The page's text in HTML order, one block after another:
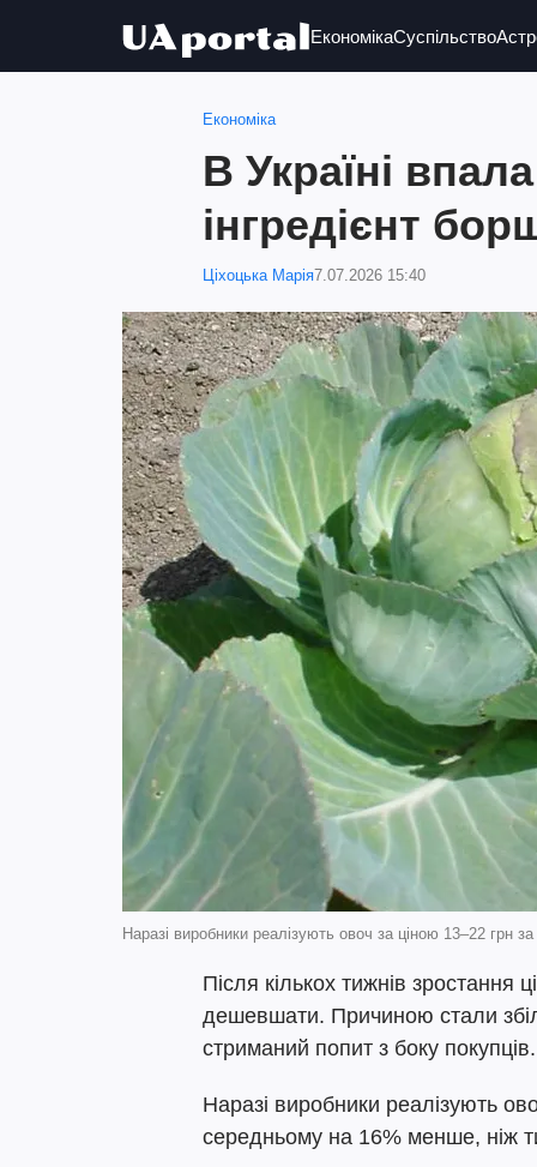
ЕкономікаСуспільство
Економіка
В Україні
інгредієнт
Ціхоцька Марія7.07.2026 15:40
Наразі виробники реалізують овоч за ціною 13–22 грн
Після кількох тижнів зростання
дешевшати. Причиною стали
стриманий попит з боку покупців.
Наразі виробники реалізують
середньому на 16% менше, ніж